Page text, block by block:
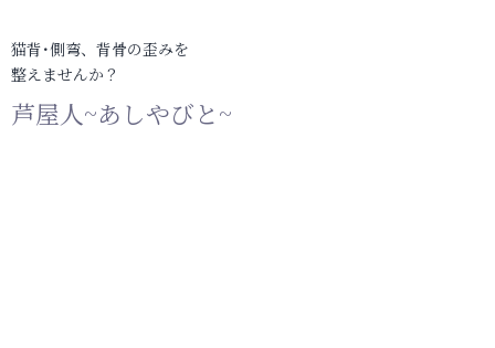
猫背･側弯、背骨の歪みを
整えませんか？
芦屋人~あしやびと~